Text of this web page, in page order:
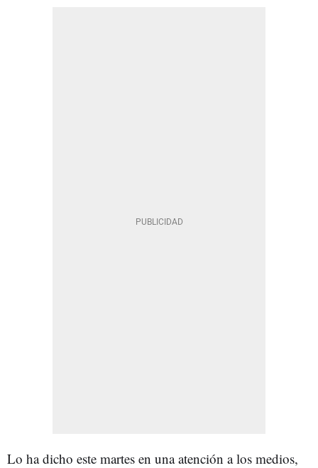
Lo ha dicho este martes en una atención a los medios,